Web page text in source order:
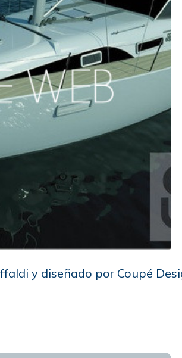
y diseñado por Coupé